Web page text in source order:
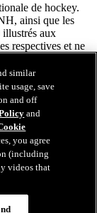
de hockey.
ainsi que les
illustrés aux
respectives et ne
Tous les
noms des
sous license
Zamboni et la
de
Inc. © Frank J.
autre marque
la propriété de
similar
usage, save
and off
and
you agree
(including
videos that